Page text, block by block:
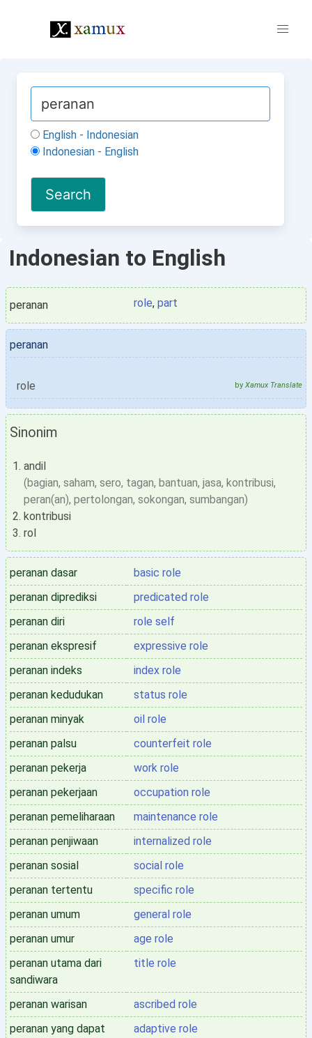
English - Indonesian
Indonesian - English
Indonesian to English
peranan role, part
peranan
role by Xamux Translate
Sinonim
andil
(bagian, saham, sero, tagan, bantuan, jasa, kontribusi,
peran(an), pertolongan, sokongan, sumbangan)
kontribusi
rol
peranan dasar
basic role
peranan diprediksi
predicated role
peranan diri
role self
peranan ekspresif
expressive role
peranan indeks
index role
peranan kedudukan
status role
peranan minyak
oil role
peranan palsu
counterfeit role
peranan pekerja
work role
peranan pekerjaan
occupation role
peranan pemeliharaan
maintenance role
peranan penjiwaan
internalized role
peranan sosial
social role
peranan tertentu
specific role
peranan umum
general role
peranan umur
age role
peranan utama dari
sandiwara
title role
peranan warisan
ascribed role
peranan yang dapat
adaptive role